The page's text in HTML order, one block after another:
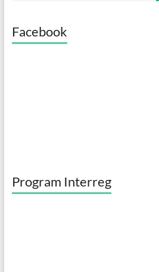
Facebook
Program Interreg